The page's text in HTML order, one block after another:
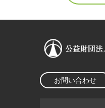
お問い合わせ